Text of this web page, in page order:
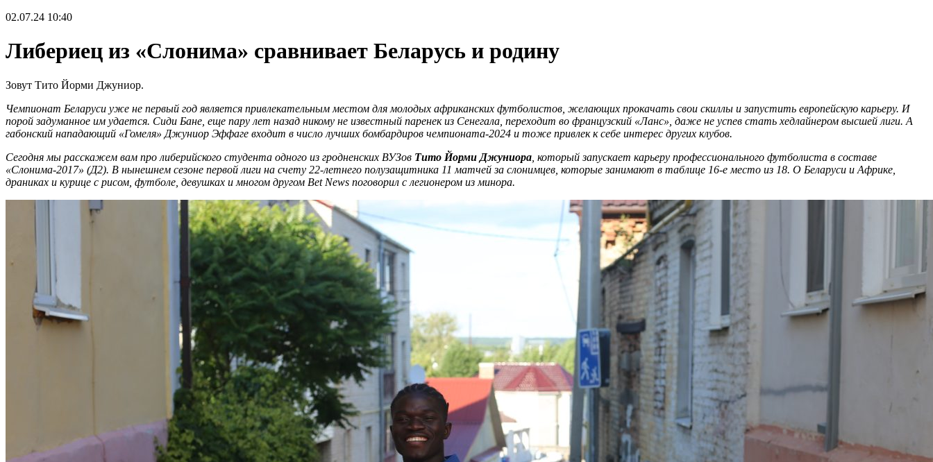
02.07.24 10:40
Либериец из «Слонима» сравнивает Беларусь и родину
Зовут Тито Йорми Джуниор.
Чемпионат Беларуси уже не первый год является привлекательным местом для молодых африканских футболистов, желающих прокачать свои скиллы и запустить европейскую карьеру. И
порой задуманное им удается. Сиди Бане, еще пару лет назад никому не известный паренек из Сенегала, переходит во французский «Ланс», даже не успев стать хедлайнером высшей лиги. А
габонский нападающий «Гомеля» Джуниор Эффаге входит в число лучших бомбардиров чемпионата-2024 и тоже привлек к себе интерес других клубов.
Сегодня мы расскажем вам про либерийского студента одного из гродненских ВУЗов Тито Йорми Джуниора , который запускает карьеру профессионального футболиста в составе
«Слонима-2017» (Д2). В нынешнем сезоне первой лиги на счету 22-летнего полузащитника 11 матчей за слонимцев, которые занимают в таблице 16-е место из 18. О Беларуси и Африке,
драниках и курице с рисом, футболе, девушках и многом другом Bet News поговорил с легионером из минора.